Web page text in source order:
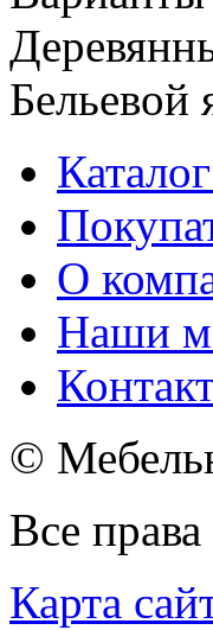
Бельевой
О
Наши
©
Все
Карта